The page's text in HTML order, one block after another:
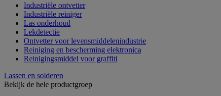
Industriële ontvetter
Industriële reiniger
Las onderhoud
Lekdetectie
Ontvetter voor levensmiddelenindustrie
Reiniging en bescherming elektronica
Reinigingsmiddel voor graffiti
Lassen en solderen
Bekijk de hele productgroep